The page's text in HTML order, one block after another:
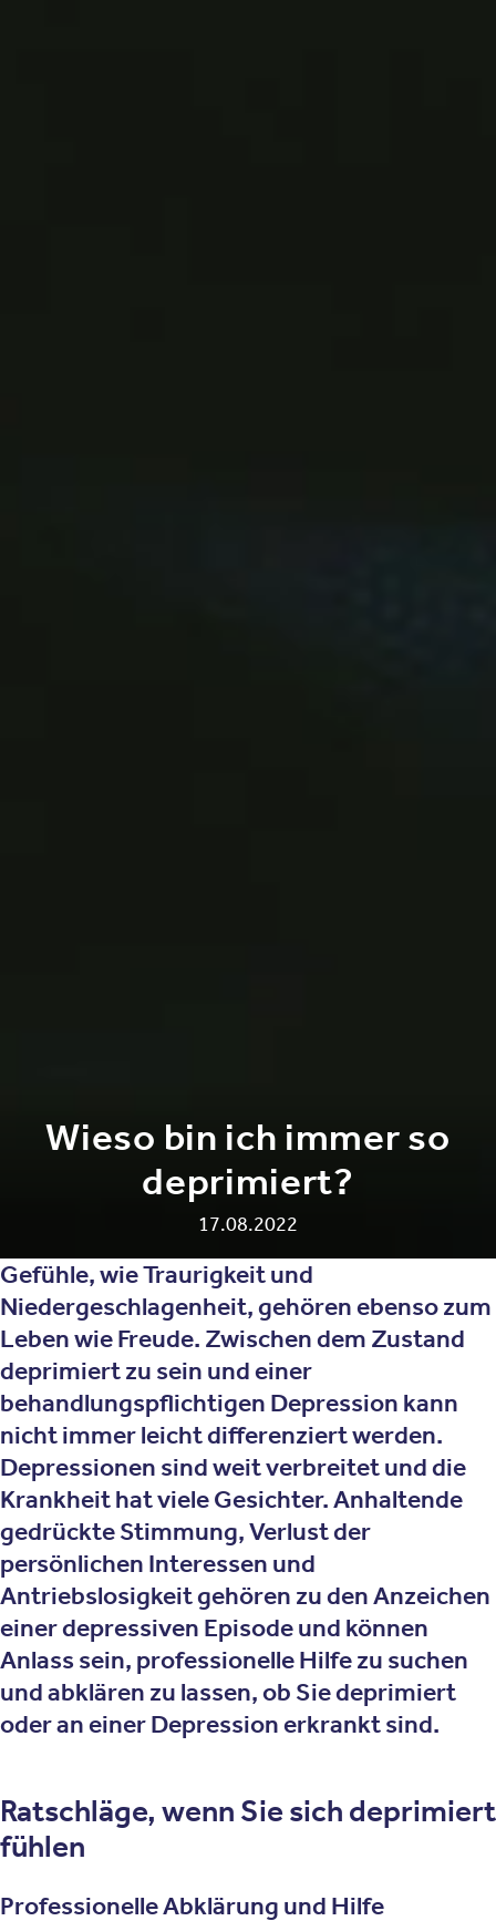
Wieso bin ich immer so
deprimiert?
17.08.2022
Gefühle, wie Traurigkeit und
Niedergeschlagenheit, gehören ebenso zum
Leben wie Freude. Zwischen dem Zustand
deprimiert zu sein und einer
behandlungspflichtigen Depression kann
nicht immer leicht differenziert werden.
Depressionen sind weit verbreitet und die
Krankheit hat viele Gesichter. Anhaltende
gedrückte Stimmung, Verlust der
persönlichen Interessen und
Antriebslosigkeit gehören zu den Anzeichen
einer depressiven Episode und können
Anlass sein, professionelle Hilfe zu suchen
und abklären zu lassen, ob Sie deprimiert
oder an einer Depression erkrankt sind.
Ratschläge, wenn Sie sich deprimiert
fühlen
Professionelle Abklärung und Hilfe